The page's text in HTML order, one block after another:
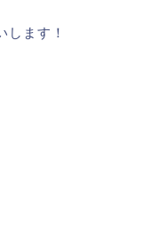
します！